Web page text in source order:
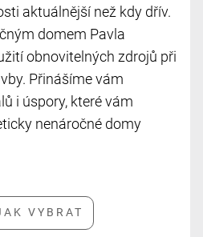
aktuálnější než kdy dřív.
domem Pavla
obnovitelných zdrojů při
Přinášíme vám
i úspory, které vám
nenáročné domy